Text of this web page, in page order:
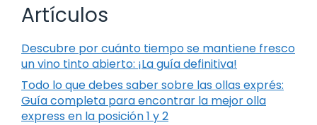
Artículos
Descubre por cuánto tiempo se mantiene fresco
un vino tinto abierto: ¡La guía definitiva!
Todo lo que debes saber sobre las ollas exprés:
Guía completa para encontrar la mejor olla
express en la posición 1 y 2